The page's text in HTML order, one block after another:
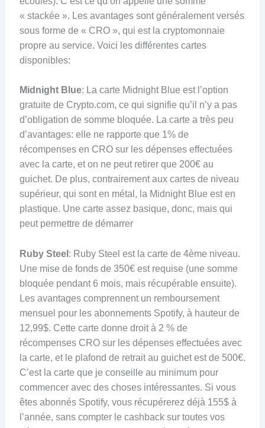
« stackée ». Les avantages sont généralement versés
sous forme de « CRO », qui est la cryptomonnaie
propre au service. Voici les différentes cartes
disponibles:
Midnight Blue: La carte Midnight Blue est l’option
gratuite de Crypto.com, ce qui signifie qu’il n’y a pas
d’obligation de somme bloquée. La carte a très peu
d’avantages: elle ne rapporte que 1% de
récompenses en CRO sur les dépenses effectuées
avec la carte, et on ne peut retirer que 200€ au
guichet. De plus, contrairement aux cartes de niveau
supérieur, qui sont en métal, la Midnight Blue est en
plastique. Une carte assez basique, donc, mais qui
peut permettre de démarrer
Ruby Steel : Ruby Steel est la carte de 4ème niveau.
Une mise de fonds de 350€ est requise (une somme
bloquée pendant 6 mois, mais récupérable ensuite).
Les avantages comprennent un remboursement
mensuel pour les abonnements Spotify, à hauteur de
12,99$. Cette carte donne droit à 2 % de
récompenses CRO sur les dépenses effectuées avec
la carte, et le plafond de retrait au guichet est de 500€.
C’est la carte que je conseille au minimum pour
commencer avec des choses intéressantes. Si vous
êtes abonnés Spotify, vous récupérerez déjà 155$ à
l’année, sans compter le cashback sur toutes vos